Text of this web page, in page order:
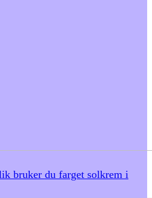
bruker du farget solkrem i